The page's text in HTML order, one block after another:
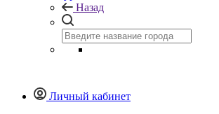
Назад
Личный кабинет